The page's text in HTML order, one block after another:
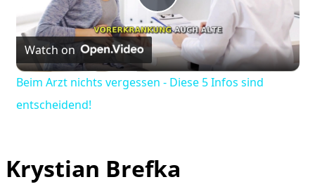
Play
Video
Watch on
Beim Arzt nichts vergessen - Diese 5 Infos sind
entscheidend!
Krystian Brefka